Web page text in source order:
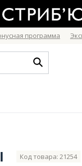
программа
Код товара: 21254